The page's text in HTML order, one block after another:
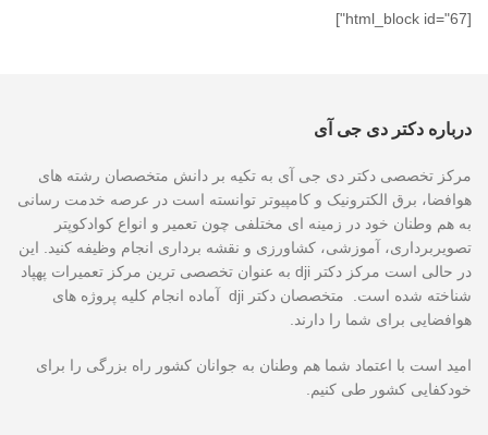
[html_block id="67"]
درباره دکتر دی جی آی
مرکز تخصصی دکتر دی جی آی به تکیه بر دانش متخصصان رشته های
هوافضا، برق الکترونیک و کامپیوتر توانسته است در عرصه خدمت رسانی
به هم وطنان خود در زمینه ای مختلفی چون تعمیر و انواع کوادکوپتر
تصویربرداری، آموزشی، کشاورزی و نقشه برداری انجام وظیفه کنید. این
در حالی است مرکز دکتر dji به عنوان تخصصی ترین مرکز تعمیرات پهپاد
شناخته شده است. متخصصان دکتر dji آماده انجام کلیه پروژه های
هوافضایی برای شما را دارند.
امید است با اعتماد شما هم وطنان به جوانان کشور راه بزرگی را برای
خودکفایی کشور طی کنیم.